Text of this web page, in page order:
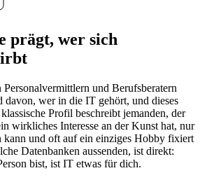
prägt, wer sich
und Berufsberatern
davon, wer in die IT gehört, und dieses
Profil beschreibt jemanden, der
wirkliches Interesse an der Kunst hat, nur
kann und oft auf ein einziges Hobby fixiert
Datenbanken aussenden, ist direkt:
bist, ist IT etwas für dich.